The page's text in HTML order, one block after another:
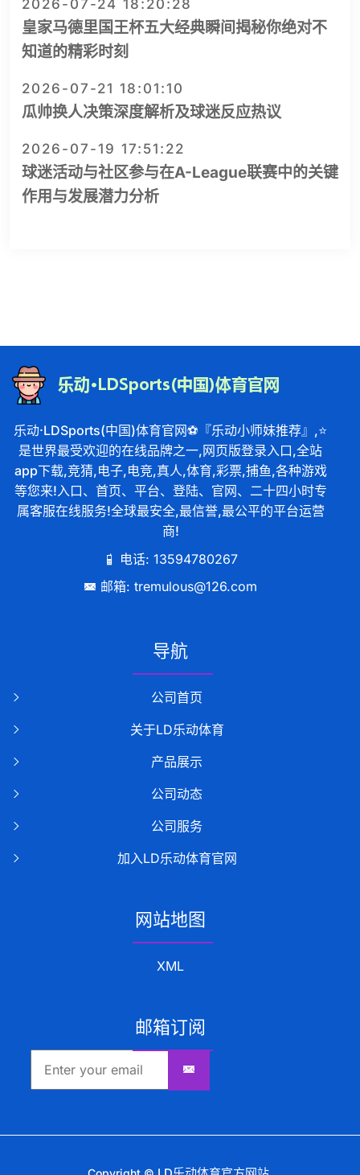
2026-07-24 18:20:28
皇家马德里国王杯五大经典瞬间揭秘你绝对不
知道的精彩时刻
2026-07-21 18:01:10
瓜帅换人决策深度解析及球迷反应热议
2026-07-19 17:51:22
球迷活动与社区参与在A-League联赛中的关键
作用与发展潜力分析
乐动·LDSports(中国)体育官网⚽️『乐动小师妹推荐』,⭐️
是世界最受欢迎的在线品牌之一,网页版登录入口,全站
app下载,竞猜,电子,电竞,真人,体育,彩票,捕鱼,各种游戏
等您来!入口、首页、平台、登陆、官网、二十四小时专
属客服在线服务!全球最安全,最信誉,最公平的平台运营
商!
电话: 13594780267
邮箱: tremulous@126.com
导航
公司首页
关于LD乐动体育
产品展示
公司动态
公司服务
加入LD乐动体育官网
网站地图
XML
邮箱订阅